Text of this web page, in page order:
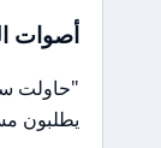
أصوات
"حاولت
يطلبون